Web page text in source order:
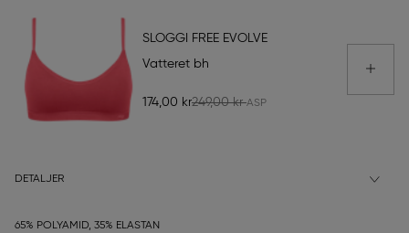
SLOGGI FREE EVOLVE
Vatteret bh
174,00 kr249,00 kr
DETALJER
65% POLYAMID, 35% ELASTAN